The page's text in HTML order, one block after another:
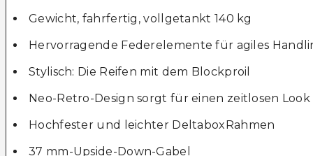
Gewicht, fahrfertig, vollgetankt 140 kg
Hervorragende Federelemente für agiles
Stylisch: Die Reifen mit dem Blockproil
Neo-Retro-Design sorgt für einen zeitlosen Look
Hochfester und leichter DeltaboxRahmen
37 mm-Upside-Down-Gabel